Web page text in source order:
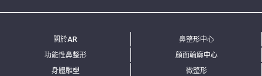
關於AR
鼻整形中心
功能性鼻整形
顏面輪廓中心
身體雕塑
微整形